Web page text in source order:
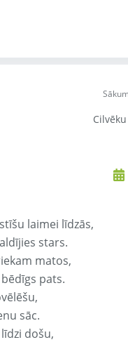
laimei līdzās,
stars.
matos,
pats.
sāc.
došu,